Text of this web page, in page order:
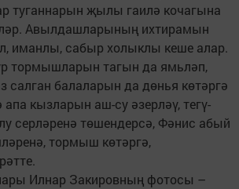
туганнарын җылы гаилә кочагына
Авылдашларының ихтирамын
иманлы, сабыр холыклы кеше алар.
тормышларын тагын да ямьләп,
салган балаларын да дөнья көтәргә
кызларын аш-су әзерләү, тегү-
серләренә төшендерсә, Фәнис абый
тормыш көтәргә,
Илнар Закировның фотосы –